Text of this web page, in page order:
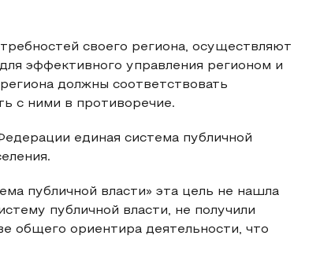
своего региона, осуществляют
эффективного управления регионом и
должны соответствовать
с ними в противоречие.
единая система публичной
публичной власти» эта цель не нашла
публичной власти, не получили
общего ориентира деятельности, что